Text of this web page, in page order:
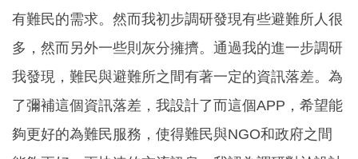
有難民的需求。然而我初步調研發現有些避難所人很
多，然而另外一些則灰分擁擠。通過我的進一步調研
我發現，難民與避難所之間有著一定的資訊落差。為
了彌補這個資訊落差，我設計了而這個APP，希望能
夠更好的為難民服務，使得難民與NGO和政府之間